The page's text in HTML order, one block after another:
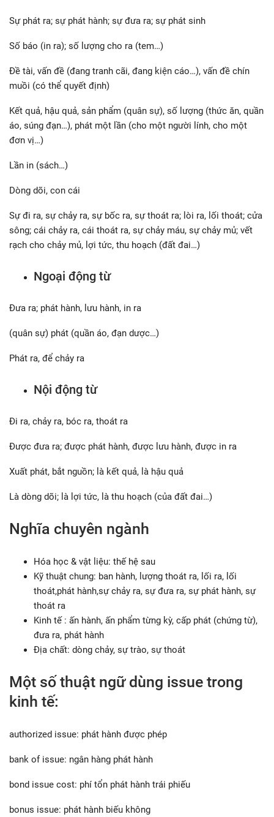
Sự phát ra; sự phát hành; sự đưa ra; sự phát sinh
Số báo (in ra); số lượng cho ra (tem…)
Ðề tài, vấn đề (đang tranh cãi, đang kiện cáo…), vấn đề chín
muồi (có thể quyết định)
Kết quả, hậu quả, sản phẩm (quân sự), số lượng (thức ăn, quần
áo, súng đạn…), phát một lần (cho một người lính, cho một
đơn vị…)
Lần in (sách…)
Dòng dõi, con cái
Sự đi ra, sự chảy ra, sự bốc ra, sự thoát ra; lòi ra, lối thoát; cửa
sông; cái chảy ra, cái thoát ra, sự chảy máu, sự chảy mủ; vết
rạch cho chảy mủ, lợi tức, thu hoạch (đất đai…)
Ngoại động từ
Đưa ra; phát hành, lưu hành, in ra
(quân sự) phát (quần áo, đạn dược…)
Phát ra, để chảy ra
Nội động từ
Đi ra, chảy ra, bóc ra, thoát ra
Được đưa ra; được phát hành, được lưu hành, được in ra
Xuất phát, bắt nguồn; là kết quả, là hậu quả
Là dòng dõi; là lợi tức, là thu hoạch (của đất đai…)
Nghĩa chuyên ngành
Hóa học & vật liệu: thế hệ sau
Kỹ thuật chung: ban hành, lượng thoát ra, lối ra, lối
thoát,phát hành,sự chảy ra, sự đưa ra, sự phát hành, sự
thoát ra
Kinh tế : ấn hành, ấn phẩm từng kỳ, cấp phát (chứng từ),
đưa ra, phát hành
Địa chất: dòng chảy, sự trào, sự thoát
Một số thuật ngữ dùng issue trong
kinh tế:
authorized issue: phát hành được phép
bank of issue: ngân hàng phát hành
bond issue cost: phí tổn phát hành trái phiếu
bonus issue: phát hành biếu không